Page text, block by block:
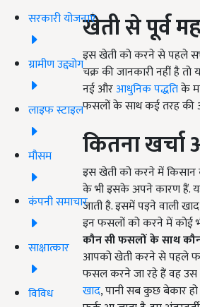
सरकारी योजनाएं
ग्रामीण उद्द्योग
लाइफ स्टाइल
मौसम
कंपनी समाचार
साक्षात्कार
विविध
खेती से पूर्व
इस खेती को करने से पहले
चक्र की जानकारी नहीं है
नई औरआधुनिक पद्धतिके
फसलों के साथ कई तरह की
कितना
इस खेती को करने में किसान
के भी इसके अपने कारण हैं.
जाती है. इसमें पड़ने वाली
इन फसलों को करने में कोई
कौन सी फसलों के साथ
आपको खेती करने से पहले
फसल करने जा रहे हैं वह उस
खाद, पानी सब कुछ बेकार हो